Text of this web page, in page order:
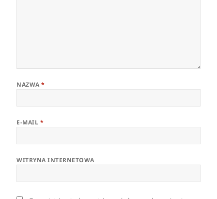
NAZWA*
E-MAIL *
WITRYNA INTERNETOWA